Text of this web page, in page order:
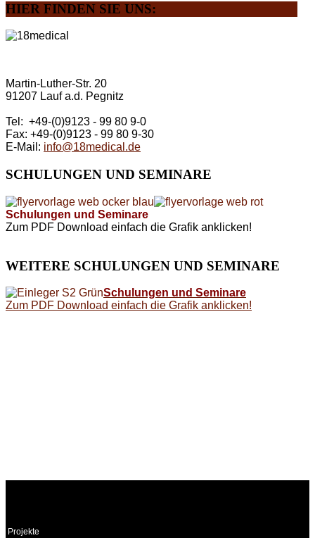
HIER FINDEN SIE UNS:
Martin-Luther-Str. 20
91207 Lauf a.d. Pegnitz
Tel: +49-(0)9123 - 99 80 9-0
Fax: +49-(0)9123 - 99 80 9-30
E-Mail: info@18medical.de
SCHULUNGEN UND SEMINARE
Schulungen und Seminare
Zum PDF Download einfach die Grafik anklicken!
WEITERE SCHULUNGEN UND SEMINARE
Schulungen und Seminare
Zum PDF Download einfach die Grafik anklicken!
Projekte